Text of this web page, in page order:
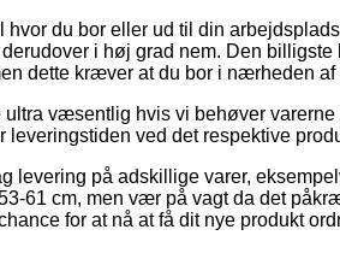
du bor eller ud til din
i høj grad nem. Den billigste
dette kræver at du bor i nærheden af
væsentlig hvis vi behøver varerne
leveringstiden ved det respektive
levering på adskillige varer,
61 cm, men vær på vagt da det
for at nå at få dit nye produkt